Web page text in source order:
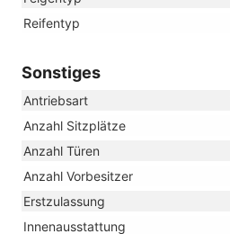
Reifentyp
Sonstiges
Antriebsart
Anzahl Sitzplätze
Anzahl Türen
Anzahl Vorbesitzer
Erstzulassung
Innenausstattung